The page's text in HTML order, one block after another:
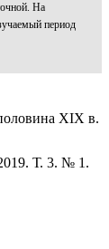
На
период
XIX в.
Т. 3. № 1.